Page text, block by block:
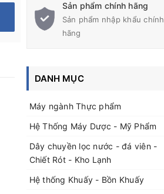
Sản phẩm chính hãng
Sản phẩm nhập khẩu chính
hãng
DANH MỤC
Máy ngành Thực phẩm
Hệ Thống Máy Dược - Mỹ Phẩm
Dây chuyền lọc nước - đá viên -
Chiết Rót - Kho Lạnh
Hệ thống Khuấy - Bồn Khuấy